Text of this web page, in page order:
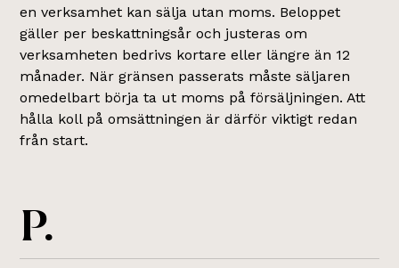
en verksamhet kan sälja utan moms. Beloppet
gäller per beskattningsår och justeras om
verksamheten bedrivs kortare eller längre än 12
månader. När gränsen passerats måste säljaren
omedelbart börja ta ut moms på försäljningen. Att
hålla koll på omsättningen är därför viktigt redan
från start.
P.